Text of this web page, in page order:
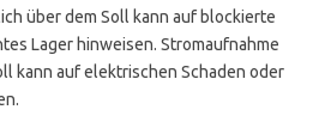
über dem Soll kann auf blockierte
Lager hinweisen. Stromaufnahme
kann auf elektrischen Schaden oder